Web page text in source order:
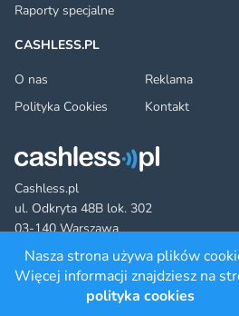
Cashless.pl
ul. Odkryta 48B lok. 302
03-140 Warszawa
FacebookTwitter YouTubeLinkedInRSS
©2022 cashless.pl. All rights reserved.
Raporty specjalne
CASHLESS.PL
O nas
Reklama
Polityka Cookies
Kontakt
Nasza strona używa plików
Więcej informacji znajdziesz na
polityka cookies